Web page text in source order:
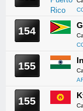
154
155
155